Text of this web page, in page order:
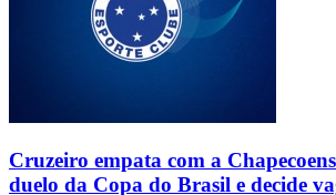
Cruzeiro empata com a
duelo da Copa do Brasil e decide